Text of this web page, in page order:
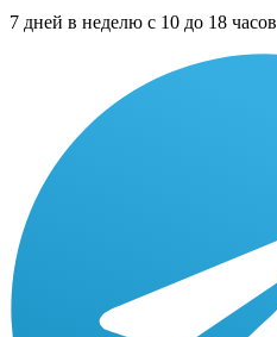
7 дней в неделю с 10 до 18 часов